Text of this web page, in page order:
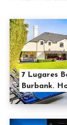
7 Lugares
Burbank.